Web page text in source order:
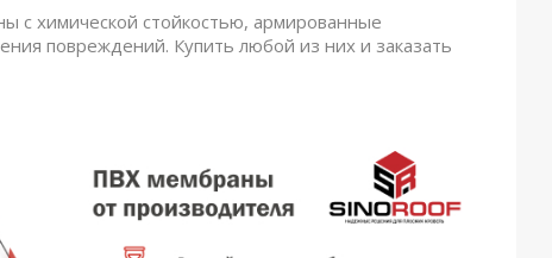
с химической стойкостью, армированные
повреждений. Купить любой из них и заказать